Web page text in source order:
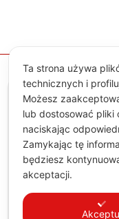
Jesteśmy
w
najbardziej
klientów. Dzięki
Ta strona używa
technicznych i
Możesz
lub dostosować pliki
naciskając
Zamykając tę
będziesz
akceptacji.